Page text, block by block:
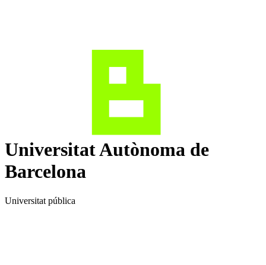
Universitat Autònoma de
Barcelona
Universitat pública